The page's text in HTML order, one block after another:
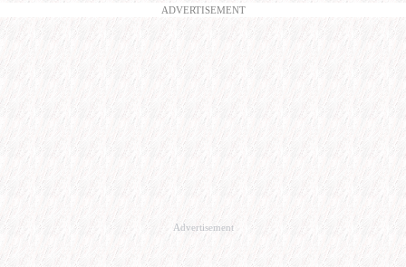
ADVERTISEMENT
Advertisement